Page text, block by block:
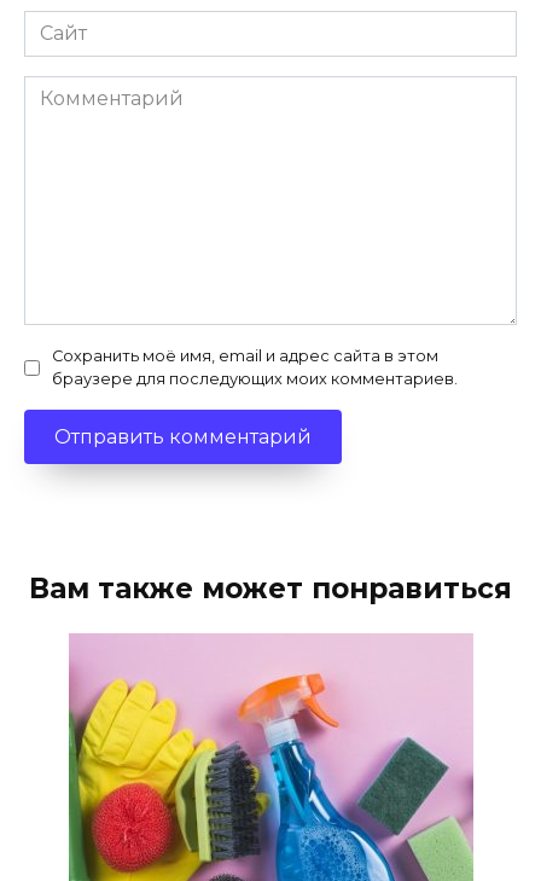
Сайт
Комментарий
Сохранить моё имя, email и адрес сайта в этом
браузере для последующих моих комментариев.
Вам также может понравиться